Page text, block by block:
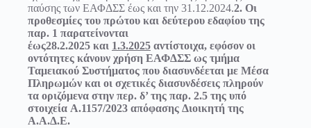
παύσης των ΕΑΦΔΣΣ έως και την 31.12.2024.2. Οι
προθεσμίες του πρώτου και δεύτερου εδαφίου της
παρ. 1 παρατείνονται
έως28.2.2025 και 1.3.2025 αντίστοιχα, εφόσον οι
οντότητες κάνουν χρήση ΕΑΦΔΣΣ ως τμήμα
Ταμειακού Συστήματος που διασυνδέεται με Μέσα
Πληρωμών και οι σχετικές διασυνδέσεις πληρούν
τα οριζόμενα στην περ. δ’ της παρ. 2.5 της υπό
στοιχεία Α.1157/2023 απόφασης Διοικητή της
Α.Α.Δ.Ε.